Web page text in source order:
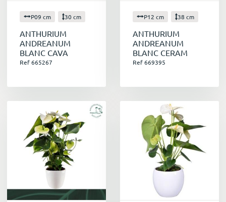
P09 cm 30 cm
ANTHURIUM
ANDREANUM
BLANC CAVA
Ref 665267
P12 cm 38 cm
ANTHURIUM
ANDREANUM
BLANC CERAM
Ref 669395